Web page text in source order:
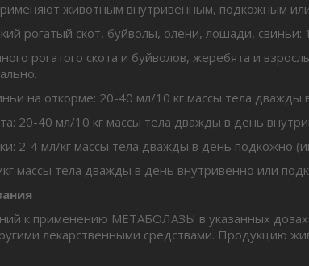
животным внутривенным, подкожным
рогатый скот, буйволы, олени, лошади,
рогатого скота и буйволов, жеребята и
на откорме: 20-40 мл/10 кг массы тела дважды
20-40 мл/10 кг массы тела дважды в день
2-4 мл/кг массы тела дважды в день подкожно
кг массы тела дважды в день внутривенно или
к применению МЕТАБОЛАЗЫ в указанных
лекарственными средствами. Продукцию